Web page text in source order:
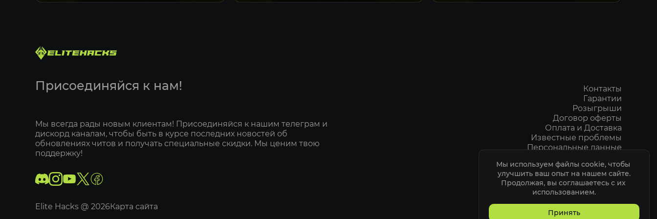
Серийные номера накопителей
Серийные номера монитора
Мы используем файлы cookie, чтобы
улучшить ваш опыт на нашем сайте.
Продолжая, вы соглашаетесь с их
использованием.
Принять
Присоединяйся к нам!
Мы всегда рады новым клиентам! Присоединяйся к нашим телеграм и
дискорд каналам, чтобы быть в курсе последних новостей об
обновлениях читов и получать специальные скидки. Мы ценим твою
поддержку!
Elite Hacks @ 2026Карта сайта
Контакты
Гарантии
Розыгрыши
Договор оферты
Оплата и Доставка
Известные проблемы
Персональные данные
Политика Конфидециальности
ELITEPVPERS